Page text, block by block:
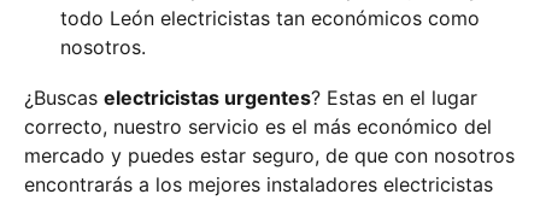
todo León electricistas tan económicos como
nosotros.
¿Buscas electricistas urgentes? Estas en el lugar
correcto, nuestro servicio es el más económico del
mercado y puedes estar seguro, de que con nosotros
encontrarás a los mejores instaladores electricistas